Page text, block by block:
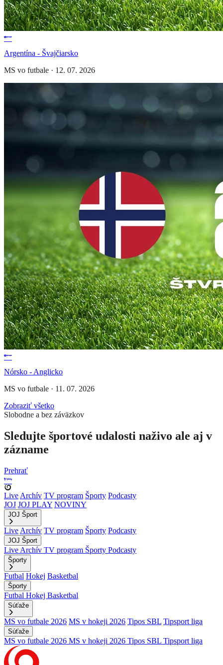
Argentína - Švajčiarsko
MS vo futbale · 12. 07. 2026
Nórsko - Anglicko
MS vo futbale · 11. 07. 2026
Zobraziť všetko
Slobodne a bez záväzkov
Sledujte športové udalosti naživo ale aj v
zázname
Prehrať
Live Archív TV program Športy Podcasty
JOJ JOJ PLAY NOVINY
JOJ Šport
Live Archív TV program Športy Podcasty
JOJ Šport
Live Archív TV program Športy Podcasty
Športy
Futbal Hokej Basketbal
Športy
Futbal Hokej Basketbal
Súťaže
MS vo futbale 2026 MS v hokeji 2026 Tipos SBL Tipsport liga
Súťaže
MS vo futbale 2026 MS v hokeji 2026 Tipos SBL Tipsport liga